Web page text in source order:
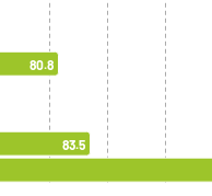
80.8
83.5